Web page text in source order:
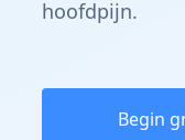
hoofdpijn.
Begin